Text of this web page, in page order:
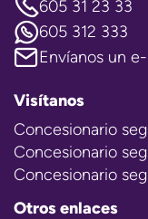
605 31 23 33
605 312 333
Envíanos un
Visítanos
Concesionario
Concesionario
Concesionario
Otros enlaces